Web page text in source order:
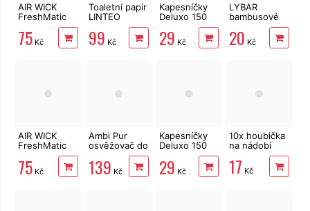
AIR WICK
FreshMatic
náplň Vanilka
a santalové
dřevo 250 ml
75 Kč
Toaletní papír
LINTEO
3vrstvý 16
rolí, 240 m
99 Kč
Kapesníčky
Deluxo 150
ks 3vrstvé v
krabičce,
šedé květy
29 Kč
LYBAR
bambusové
tyčinky 200
ks
20 Kč
AIR WICK
FreshMatic
Magnolie &
Cherry
75 Kč
Ambi Pur
osvěžovač do
Lenor Spring
Awakening 2
139 Kč
Kapesníčky
Deluxo 150
ks 3vrstvé v
krabičce,
zvířátka
29 Kč
10x houbička
na nádobí
17 Kč